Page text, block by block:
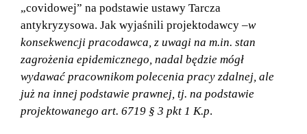
„covidowej” na podstawie ustawy Tarcza
antykryzysowa. Jak wyjaśnili projektodawcy –w
konsekwencji pracodawca, z uwagi na m.in. stan
zagrożenia epidemicznego, nadal będzie mógł
wydawać pracownikom polecenia pracy zdalnej, ale
już na innej podstawie prawnej, tj. na podstawie
projektowanego art. 6719 § 3 pkt 1 K.p.